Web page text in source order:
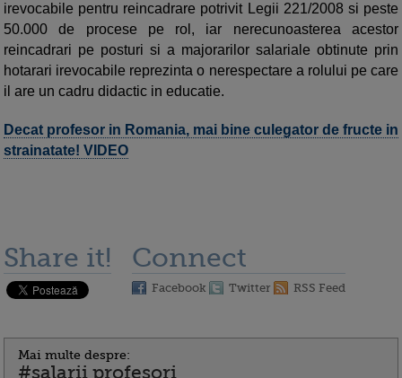
irevocabile pentru reincadrare potrivit Legii 221/2008 si peste
50.000 de procese pe rol, iar nerecunoasterea acestor
reincadrari pe posturi si a majorarilor salariale obtinute prin
hotarari irevocabile reprezinta o nerespectare a rolului pe care
il are un cadru didactic in educatie.
Decat profesor in Romania, mai bine culegator de fructe in
strainatate! VIDEO
Share it! Connect
Facebook Twitter RSS Feed
Mai multe despre:
#salarii profesori